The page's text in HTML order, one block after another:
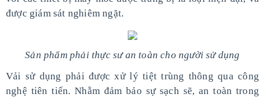
được giám sát nghiêm ngặt.
Sản phẩm phải thực sư an toàn cho người sử dụng
Vải sử dụng phải được xử lý tiệt trùng thông qua công
nghệ tiên tiến. Nhằm đảm bảo sự sạch sẽ, an toàn trong